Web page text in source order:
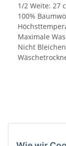
1/2 Weite: 27
100%
Maximale
Nicht